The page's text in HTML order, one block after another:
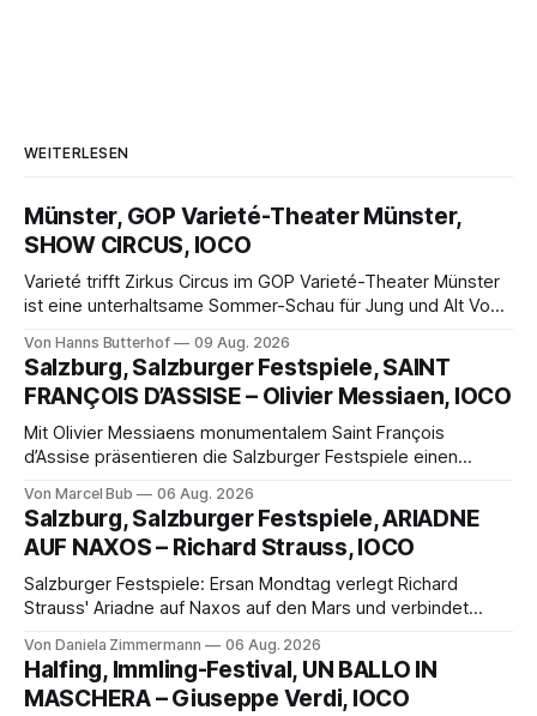
WEITERLESEN
Münster, GOP Varieté-Theater Münster,
SHOW CIRCUS, IOCO
Varieté trifft Zirkus Circus im GOP Varieté-Theater Münster
ist eine unterhaltsame Sommer-Schau für Jung und Alt Von
Münster der Vorhang zur neuen Show Circus hebt, erkundet
wohl auch eine junge Frau, wie es ist, wenn der Zirkus ins
Varieté kommt.
Von Hanns Butterhof 09 Aug. 2026
Salzburg, Salzburger Festspiele, SAINT
FRANÇOIS D’ASSISE – Olivier Messiaen, IOCO
Mit Olivier Messiaens monumentalem Saint François
d’Assise präsentieren die Salzburger Festspiele einen
eine bildgewaltige Inszenierung, Maxime Pascal entfaltet
die komplexe Partitur eindrucksvoll, Philippe Sly berührt als
Franziskus.
Von Marcel Bub 06 Aug. 2026
Salzburg, Salzburger Festspiele, ARIADNE
AUF NAXOS – Richard Strauss, IOCO
Salzburger Festspiele: Ersan Mondtag verlegt Richard
Strauss' Ariadne auf Naxos auf den Mars und verbindet
Aufführung mit starken Solisten und den Wiener
Philharmonikern, szenisch bleibt der zweite Akt jedoch
hinter den Erwartungen zurück.
Von Daniela Zimmermann 06 Aug. 2026
Halfing, Immling-Festival, UN BALLO IN
MASCHERA – Giuseppe Verdi, IOCO